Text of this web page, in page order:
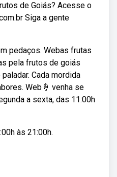
de Goiás? Acesse o
Siga a gente
pedaços. Webas frutas
pela frutos de goiás
Cada mordida
Web🍦 venha se
a sexta, das 11:00h
às 21:00h.